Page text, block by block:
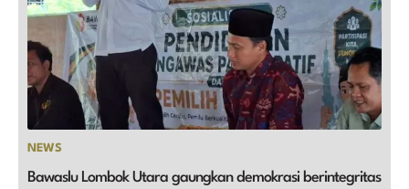
NEWS
Bawaslu Lombok Utara gaungkan demokrasi berintegritas